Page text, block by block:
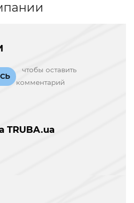
чтобы оставить
комментарий
TRUBA.ua